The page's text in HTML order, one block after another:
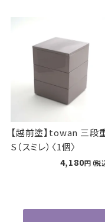
【越前塗】towan 三段
S（サクラ）〈1個〉
4,180